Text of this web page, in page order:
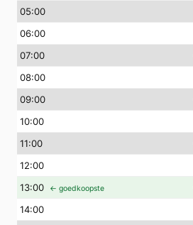
05:00
06:00
07:00
08:00
09:00
10:00
11:00
12:00
13:00 ← goedkoopste
14:00